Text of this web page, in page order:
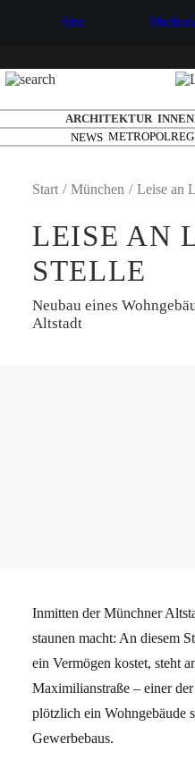
Abo
ARCHITEKTUR
NEWS
Start München Leise an
LEISE AN
STELLE
Neubau eines
Altstadt
Inmitten der Münchner
staunen macht: An diesem
ein Vermögen kostet, steht
Maximilianstraße – einer
plötzlich ein Wohngebäude
Gewerbebaus.